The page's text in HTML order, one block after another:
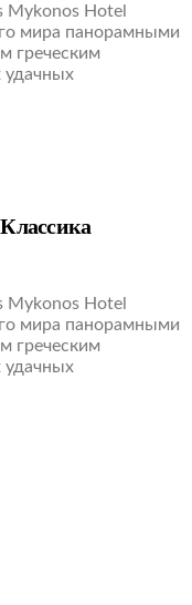
Mykonos Hotel
мира панорамными
греческим
удачных
Mykonos Hotel
мира панорамными
греческим
удачных